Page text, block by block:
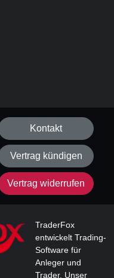
Kontakt
Vertrag kündigen
Vertrag widerrufen
TraderFox
entwickelt Trading-
Software für
Anleger und
Trader. Unser